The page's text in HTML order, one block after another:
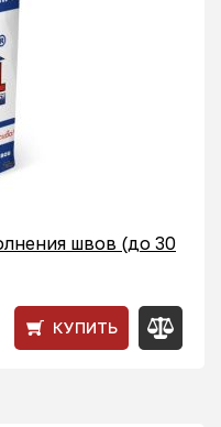
швов (до 30
КУПИТЬ